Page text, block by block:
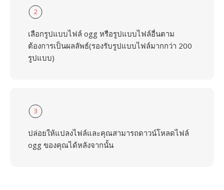
2
เลือกรูปแบบไฟล์ ogg หรือรูปแบบไฟล์อื่นตาม
ต้องการเป็นผลลัพธ์(รองรับรูปแบบไฟล์มากกว่า 200
รูปแบบ)
3
ปล่อยให้แปลงไฟล์และคุณสามารถดาวน์โหลดไฟล์
ogg ของคุณได้หลังจากนั้น